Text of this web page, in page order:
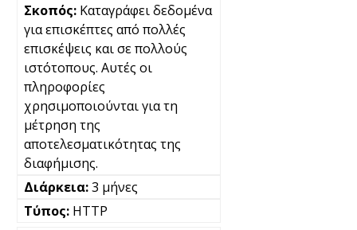
Καταγράφει δεδομένα
για επισκέπτες από πολλές
επισκέψεις και σε πολλούς
ιστότοπους. Αυτές οι
πληροφορίες
χρησιμοποιούνται για τη
μέτρηση της
αποτελεσματικότητας της
διαφήμισης.
3 μήνες
HTTP